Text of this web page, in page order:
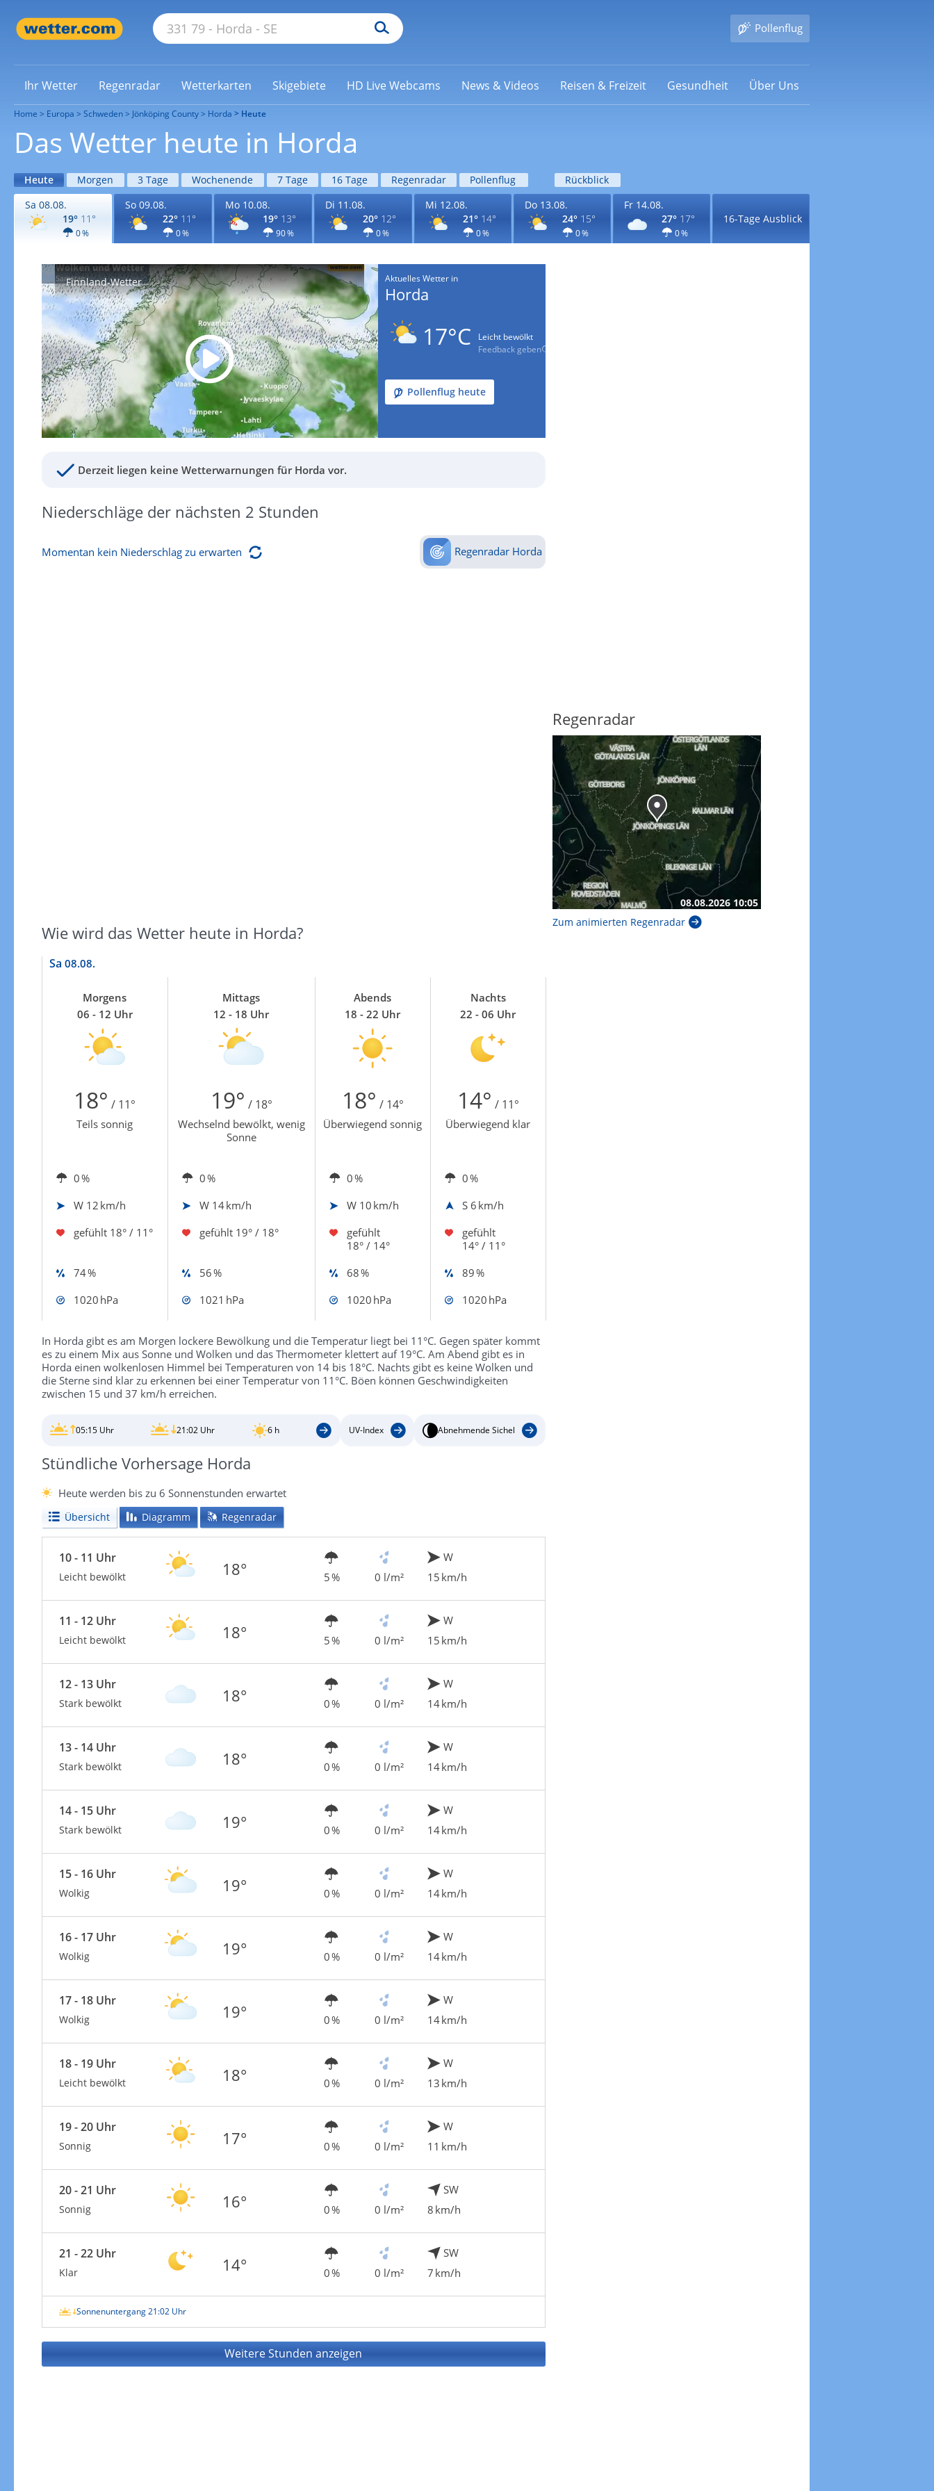
Pollenflug
Ihr Wetter Regenradar Wetterkarten Skigebiete HD Live Webcams News & Videos Reisen & Freizeit Gesundheit Über Uns
Home Europa Schweden Jönköping County Horda Heute
Das Wetter heute in Horda
Heute Morgen 3 Tage Wochenende 7 Tage 16 Tage Regenradar Pollenflug
Rückblick
Sa 08.08.
19° 11°
0 %
So 09.08.
22° 11°
0 %
Mo 10.08.
19° 13°
90 %
Di 11.08.
20° 12°
0 %
Mi 12.08.
21° 14°
0 %
Do 13.08.
24° 15°
0 %
Fr 14.08.
27° 17°
0 %
16-Tage Ausblick
Finnland-Wetter Aktuelles Wetter in
Horda
17°C
Leicht bewölkt
Feedback geben
Pollenflug heute
Derzeit liegen keine Wetterwarnungen für Horda vor.
Niederschläge der nächsten 2 Stunden
Momentan kein Niederschlag zu erwarten Regenradar Horda
Wie wird das Wetter heute in Horda?
Sa 08.08.
Morgens
06 - 12 Uhr
Mittags
12 - 18 Uhr
Abends
18 - 22 Uhr
Nachts
22 - 06 Uhr
18° / 11° 19° / 18° 18° / 14° 14° / 11°
Teils sonnig
Wechselnd bewölkt, wenig
Sonne
Überwiegend sonnig Überwiegend klar
0 % 0 % 0 %
0 %
W 12 km/h W 14 km/h W 10 km/h S 6 km/h
gefühlt 18° / 11° gefühlt 19° / 18°
gefühlt
18° / 14°
gefühlt
14° / 11°
74 %
56 % 68 %
89 %
1020 hPa
1021 hPa 1020 hPa 1020 hPa
In Horda gibt es am Morgen lockere Bewölkung und die Temperatur liegt bei 11°C. Gegen später kommt
es zu einem Mix aus Sonne und Wolken und das Thermometer klettert auf 19°C. Am Abend gibt es in
Horda einen wolkenlosen Himmel bei Temperaturen von 14 bis 18°C. Nachts gibt es keine Wolken und
die Sterne sind klar zu erkennen bei einer Temperatur von 11°C. Böen können Geschwindigkeiten
zwischen 15 und 37 km/h erreichen.
05:15 Uhr 21:02 Uhr 6 h UV-Index Abnehmende Sichel
Stündliche Vorhersage Horda
Heute werden bis zu 6 Sonnenstunden erwartet
Übersicht Diagramm Regenradar
10 - 11 Uhr
Leicht bewölkt 18° 5 % 0 l/m²
W
15 km/h
11 - 12 Uhr
Leicht bewölkt 18° 5 % 0 l/m²
W
15 km/h
12 - 13 Uhr
Stark bewölkt 18° 0 % 0 l/m²
W
14 km/h
13 - 14 Uhr
Stark bewölkt 18° 0 % 0 l/m²
W
14 km/h
14 - 15 Uhr
Stark bewölkt 19° 0 % 0 l/m²
W
14 km/h
15 - 16 Uhr
Wolkig 19° 0 % 0 l/m²
W
14 km/h
16 - 17 Uhr
Wolkig 19° 0 % 0 l/m²
W
14 km/h
17 - 18 Uhr
Wolkig 19° 0 % 0 l/m²
W
14 km/h
18 - 19 Uhr
Leicht bewölkt 18° 0 % 0 l/m²
W
13 km/h
19 - 20 Uhr
Sonnig 17° 0 % 0 l/m²
W
11 km/h
20 - 21 Uhr
Sonnig 16° 0 % 0 l/m²
SW
8 km/h
21 - 22 Uhr
Klar 14° 0 % 0 l/m²
SW
7 km/h
Sonnenuntergang 21:02 Uhr
Weitere Stunden anzeigen
Regenradar
Zum animierten Regenradar